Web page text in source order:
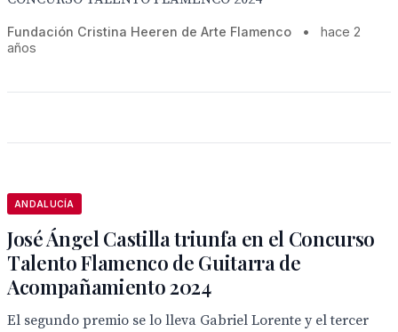
Fundación Cristina Heeren de Arte Flamenco •
hace 2
años
ANDALUCÍA
José Ángel Castilla triunfa en el Concurso
Talento Flamenco de Guitarra de
Acompañamiento 2024
El segundo premio se lo lleva Gabriel Lorente y el tercer